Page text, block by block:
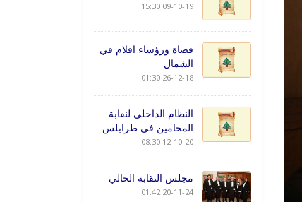
09-10-19 15:30
قضاة ورؤساء اقلام في
الشمال
26-12-18 01:30
النظام الداخلي لنقابة
المحامين في طرابلس
12-10-20 08:30
مجلس النقابة الحالي
20-11-24 01:42